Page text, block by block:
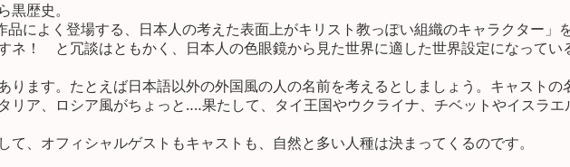
黒歴史。
によく登場する、日本人の考えた表面上がキリスト教っぽい組織のキャラクター」
ネ！ と冗談はともかく、日本人の色眼鏡から見た世界に適した世界設定になってい
ます。たとえば日本語以外の外国風の人の名前を考えるとしましょう。キャスト
リア、ロシア風がちょっと‥‥果たして、タイ王国やウクライナ、チベットやイスラ
、オフィシャルゲストもキャストも、自然と多い人種は決まってくるのです。